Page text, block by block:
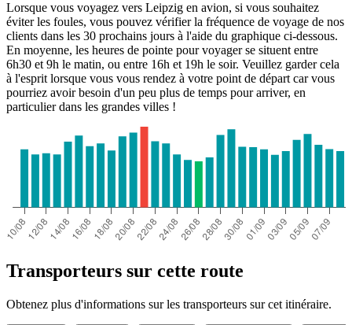
Lorsque vous voyagez vers Leipzig en avion, si vous souhaitez
éviter les foules, vous pouvez vérifier la fréquence de voyage de nos
clients dans les 30 prochains jours à l'aide du graphique ci-dessous.
En moyenne, les heures de pointe pour voyager se situent entre
6h30 et 9h le matin, ou entre 16h et 19h le soir. Veuillez garder cela
à l'esprit lorsque vous vous rendez à votre point de départ car vous
pourriez avoir besoin d'un peu plus de temps pour arriver, en
particulier dans les grandes villes !
Transporteurs sur cette route
Obtenez plus d'informations sur les transporteurs sur cet itinéraire.